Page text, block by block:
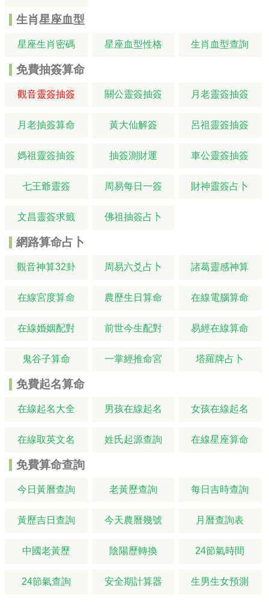
生肖星座血型
星座生肖密碼 星座血型性格 生肖血型查詢
免費抽簽算命
觀音靈簽抽簽 關公靈簽抽簽 月老靈簽抽簽
月老抽簽算命 黃大仙解簽 呂祖靈簽抽簽
媽祖靈簽抽簽 抽簽測財運 車公靈簽抽簽
七王爺靈簽 周易每日一簽 財神靈簽占卜
文昌靈簽求籤 佛祖抽簽占卜
網路算命占卜
觀音神算32卦 周易六爻占卜 諸葛靈感神算
在線宮度算命 農歷生日算命 在線電腦算命
在線婚姻配對 前世今生配對 易經在線算命
鬼谷子算命 一掌經推命宮 塔羅牌占卜
免費起名算命
在線起名大全 男孩在線起名 女孩在線起名
在線取英文名 姓氏起源查詢 在線星座算命
免費算命查詢
今日黃曆查詢 老黃歷查詢 每日吉時查詢
黃歷吉日查詢 今天農曆幾號 月曆查詢表
中國老黃歷 陰陽歷轉換 24節氣時間
24節氣查詢 安全期計算器 生男生女預測